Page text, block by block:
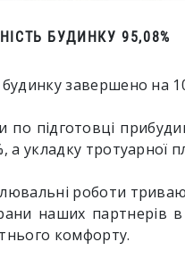
БУДИНКУ 95,08%
завершено на
по підготовці
а укладку тротуарної
роботи
наших партнерів
комфорту.